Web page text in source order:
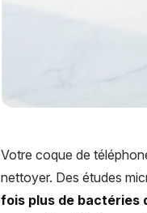
Votre coque de
nettoyer. Des études
fois plus de